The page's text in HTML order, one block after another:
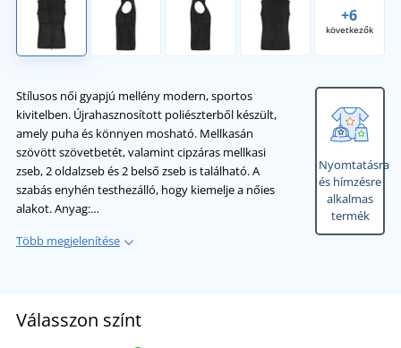
+6
következők
Stílusos női gyapjú mellény modern, sportos
kivitelben. Újrahasznosított poliészterből készült,
amely puha és könnyen mosható. Mellkasán
szövött szövetbetét, valamint cipzáras mellkasi
zseb, 2 oldalzseb és 2 belső zseb is található. A
szabás enyhén testhezálló, hogy kiemelje a nőies
alakot. Anyag:…
Több megjelenítése
Nyomtatásra
és hímzésre
alkalmas
termék
Válasszon színt